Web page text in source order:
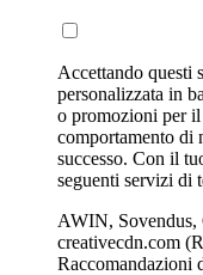
Accettando questi
personalizzata in
o promozioni per
comportamento di
successo. Con il
seguenti servizi di
AWIN,
creativecdn.com
Raccomandazioni